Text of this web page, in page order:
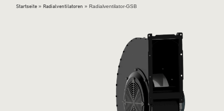
Startseite » Radialventilatoren » Radialventilator-GSB